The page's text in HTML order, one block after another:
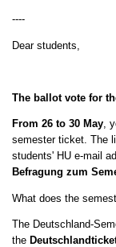
----
Dear students,
The ballot vote for
From 26 to 30 May,
semester ticket. The
students' HU e-mail
Befragung zum
What does the
The Deutschland-
the